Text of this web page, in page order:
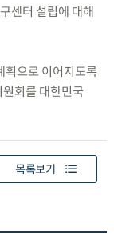
센터 설립에 대해
획으로 이어지도록
회를 대한민국
목록보기